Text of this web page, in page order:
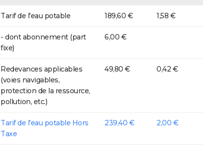
Tarif de l'eau potable 189,60 € 1,58 €
- dont abonnement (part
fixe)
6,00 €
Redevances applicables
(voies navigables,
protection de la ressource,
pollution, etc.)
49,80 € 0,42 €
Tarif de l'eau potable Hors
Taxe
239,40 € 2,00 €